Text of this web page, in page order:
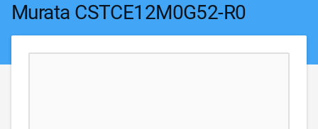
Murata CSTCE12M0G52-R0